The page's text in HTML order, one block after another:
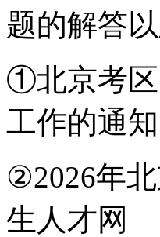
题的解答
①北京考区
工作的通
②2026年
生人才网